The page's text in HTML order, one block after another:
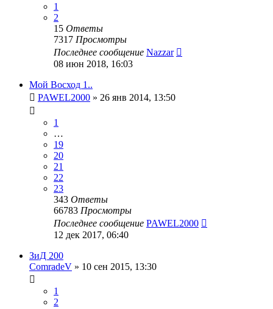
1
2
15 Ответы
7317 Просмотры
Последнее сообщение Nazzar
08 июн 2018, 16:03
Мой Восход 1..
PAWEL2000 » 26 янв 2014, 13:50
1
…
19
20
21
22
23
343 Ответы
66783 Просмотры
Последнее сообщение PAWEL2000
12 дек 2017, 06:40
ЗиД 200
ComradeV » 10 сен 2015, 13:30
1
2